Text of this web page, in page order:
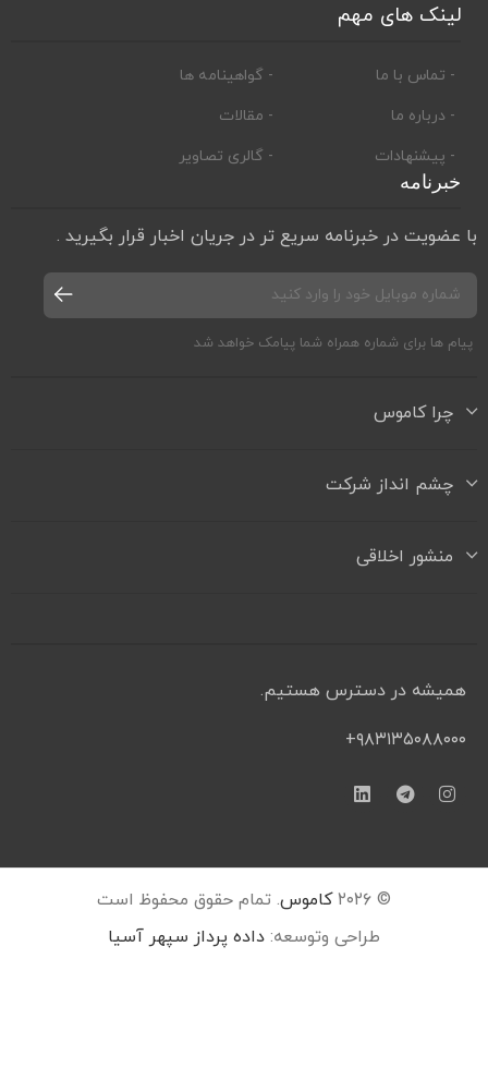
لینک های مهم
- تماس با ما
- درباره ما
- پیشنهادات
- گواهینامه ها
- مقالات
- گالری تصاویر
خبرنامه
با عضویت در خبرنامه سریع تر در جریان اخبار قرار بگیرید .
پیام ها برای شماره همراه شما پیامک خواهد شد
چرا کاموس
چشم انداز شرکت
منشور اخلاقی
همیشه در دسترس هستیم.
۹۸۳۱۳۵۰۸۸۰۰۰+
© ۲۰۲۶ کاموس. تمام حقوق محفوظ است
طراحی وتوسعه: داده پرداز سپهر آسیا